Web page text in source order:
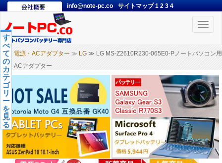
info@note-pc.co サイトマップ1 2 3 4
Toggle
電源・ACアダプター ≫ LG ≫ LG MS-Z2610R230-065E0-Pノートパソコン用
ACアダプター
す
べ
て
の
カ
テ
ゴ
リ
ー
を
見
る